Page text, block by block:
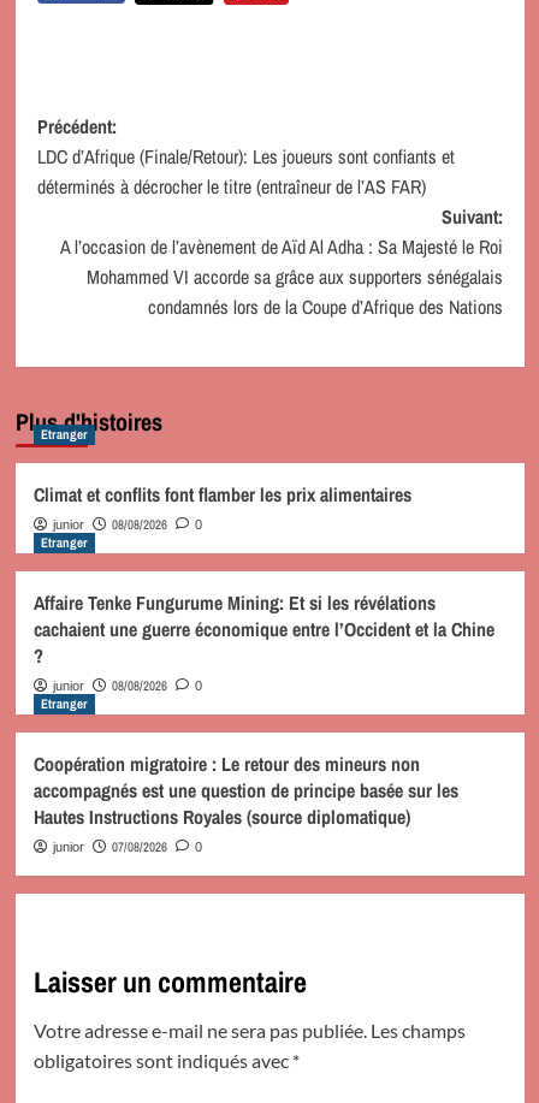
Navigation
d’article
Précédent:
LDC d’Afrique (Finale/Retour): Les joueurs sont confiants et
déterminés à décrocher le titre (entraîneur de l’AS FAR)
Suivant:
A l’occasion de l’avènement de Aïd Al Adha : Sa Majesté le Roi
Mohammed VI accorde sa grâce aux supporters sénégalais
condamnés lors de la Coupe d’Afrique des Nations
Plus d'histoires
Etranger
Climat et conflits font flamber les prix alimentaires
junior 08/08/2026 0
Etranger
Affaire Tenke Fungurume Mining: Et si les révélations
cachaient une guerre économique entre l’Occident et la Chine
?
junior 08/08/2026 0
Etranger
Coopération migratoire : Le retour des mineurs non
accompagnés est une question de principe basée sur les
Hautes Instructions Royales (source diplomatique)
junior 07/08/2026 0
Laisser un commentaire
Votre adresse e-mail ne sera pas publiée. Les champs
obligatoires sont indiqués avec *